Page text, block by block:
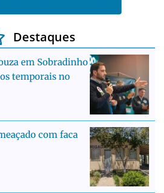
Destaques
em Sobradinho
temporais no
com faca